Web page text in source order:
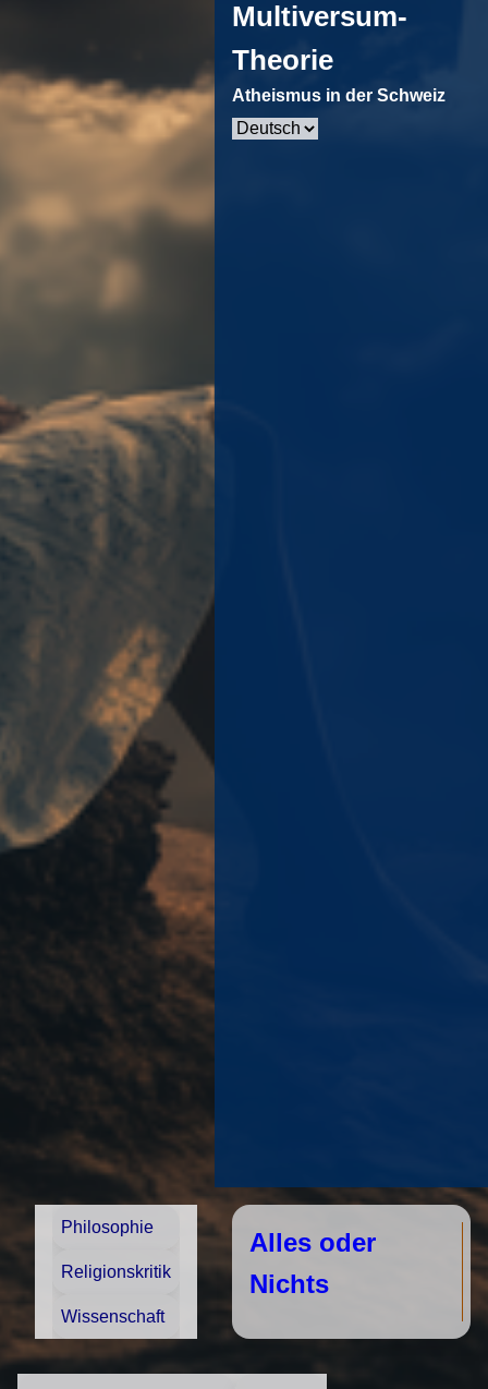
Multiversum-
Theorie
Atheismus in der Schweiz
Sprache
Philosophie
Religionskritik
Wissenschaft
Alles oder
Nichts